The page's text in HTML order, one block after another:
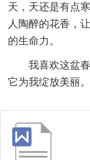
天，天还是有点
人陶醉的花香，
的生命力。
我喜欢这盆
它为我绽放美丽。